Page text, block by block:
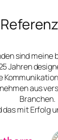
sind meine
Jahren
aus
Branchen.
das mit Erfolg